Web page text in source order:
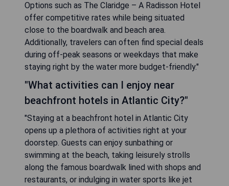
Options such as The Claridge – A Radisson Hotel
offer competitive rates while being situated
close to the boardwalk and beach area.
Additionally, travelers can often find special deals
during off-peak seasons or weekdays that make
staying right by the water more budget-friendly."
"What activities can I enjoy near
beachfront hotels in Atlantic City?"
"Staying at a beachfront hotel in Atlantic City
opens up a plethora of activities right at your
doorstep. Guests can enjoy sunbathing or
swimming at the beach, taking leisurely strolls
along the famous boardwalk lined with shops and
restaurants, or indulging in water sports like jet